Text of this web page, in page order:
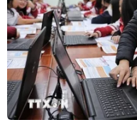
Tiêm vaccine phòng
Phú, quận Hoàn
Từ ngày 23/11, Hà
phòng COVID-19
phần lớn là học